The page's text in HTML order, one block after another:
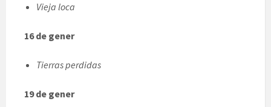
Vieja loca
16 de gener
Tierras perdidas
19 de gener